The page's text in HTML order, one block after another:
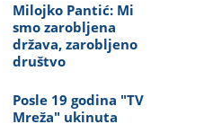
Milojko Pantić: Mi
smo zarobljena
država, zarobljeno
društvo
Posle 19 godina "TV
Mreža" ukinuta